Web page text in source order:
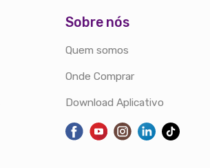
Sobre nós
Quem somos
Onde Comprar
Download Aplicativo